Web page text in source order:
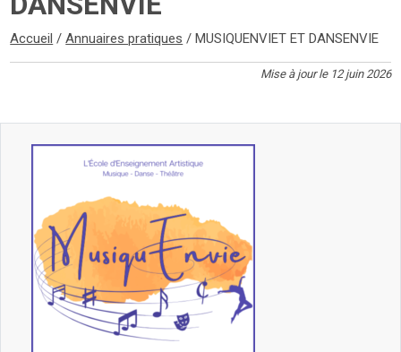
Accueil /Annuaires pratiques /MUSIQUENVIET ET DANSENVIE
Mise à jour le 12 juin 2026